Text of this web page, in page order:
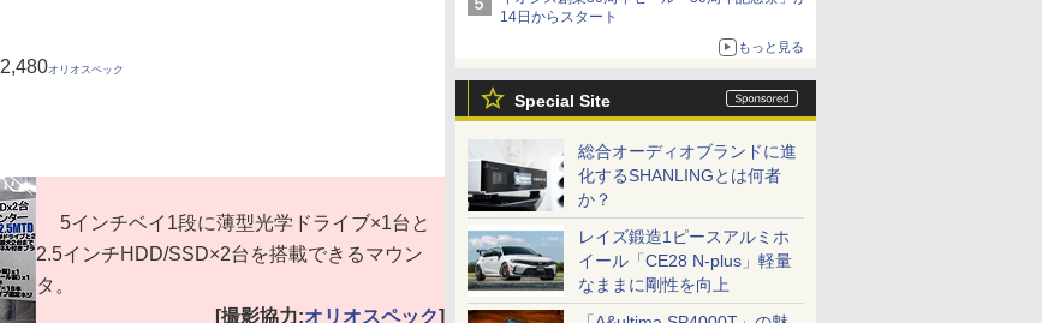
価格]
14日からスタート
もっと見る
Special Site
総合オーディオブランドに進
化するSHANLINGとは何者
か？
レイズ鍛造1ピースアルミホ
イール「CE28 N-plus」軽量
なままに剛性を向上
2,480オリオスペック
5インチベイ1段に薄型光学ドライブ×1台と
2.5インチHDD/SSD×2台を搭載できるマウン
タ。
[撮影協力:オリオスペック]